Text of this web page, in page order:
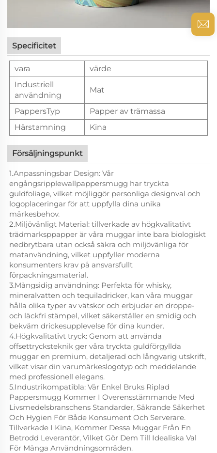
Specificitet
vara
värde
Industriell
användning
Mat
PappersTyp
Papper av trämassa
Härstamning
Kina
Försäljningspunkt
1.Anpassningsbar Design: Vår
engångsripplewallpappersmugg har tryckta
guldfoliage, vilket möjliggör personliga designval och
logoplaceringar för att uppfylla dina unika
märkesbehov.
2.Miljövänligt Material: tillverkade av högkvalitativt
trädmarksppapper är våra muggar inte bara biologiskt
nedbrytbara utan också säkra och miljövänliga för
matanvändning, vilket uppfyller moderna
konsumenters krav på ansvarsfullt
förpackningsmaterial.
3.Mångsidig användning: Perfekta för whisky,
mineralvatten och tequiladricker, kan våra muggar
hålla olika typer av vätskor och erbjuder en droppe-
och läckfri stämpel, vilket säkerställer en smidig och
bekväm drickesupplevelse för dina kunder.
4.Högkvalitativt tryck: Genom att använda
offsettrycksteknik ger våra tryckta guldförgyllda
muggar en premium, detaljerad och långvarig utskrift,
vilket visar din varumärkeslogotyp och meddelande
med professionell elegans.
5.Industrikompatibla: Vår Enkel Bruks Riplad
Pappersmugg Kommer I Overensstämmande Med
Livsmedelsbranschens Standarder, Säkrande Säkerhet
Och Hygien För Både Konsument Och Serverare.
Tillverkade I Kina, Kommer Dessa Muggar Från En
Betrodd Leverantör, Vilket Gör Dem Till Idealiska Val
För Många Användningsområden.